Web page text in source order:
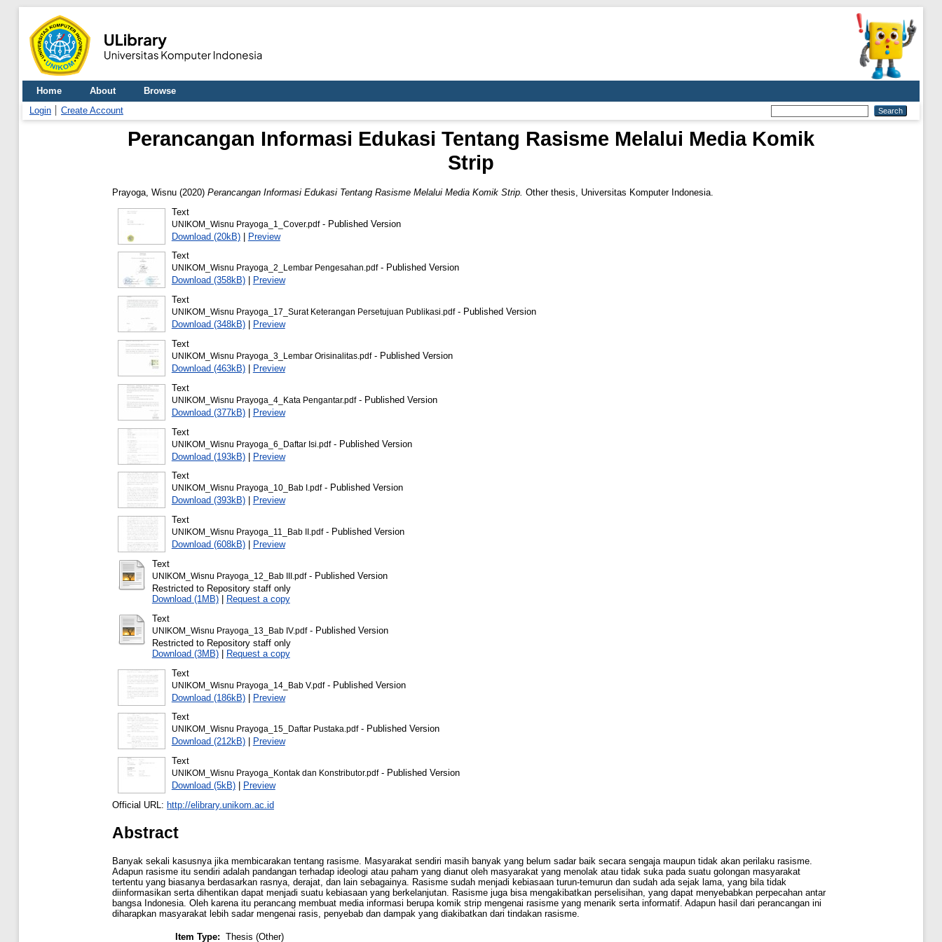
Home About
Browse
Login
Create Account
Perancangan Informasi Edukasi Tentang Rasisme Melalui Media Komik
Strip
Prayoga, Wisnu (2020) Perancangan Informasi Edukasi Tentang Rasisme Melalui Media Komik Strip. Other thesis, Universitas Komputer Indonesia.
Text
UNIKOM_Wisnu Prayoga_1_Cover.pdf- Published Version
Download (20kB)| Preview
Text
UNIKOM_Wisnu Prayoga_2_Lembar Pengesahan.pdf- Published Version
Download (358kB)|
Preview
Text
UNIKOM_Wisnu Prayoga_17_Surat Keterangan Persetujuan Publikasi.pdf- Published Version
Download (348kB)|
Preview
Text
UNIKOM_Wisnu Prayoga_3_Lembar Orisinalitas.pdf- Published Version
Download (463kB)|
Preview
Text
UNIKOM_Wisnu Prayoga_4_Kata Pengantar.pdf- Published Version
Download (377kB)|
Preview
Text
UNIKOM_Wisnu Prayoga_6_Daftar Isi.pdf- Published Version
Download (193kB)| Preview
Text
UNIKOM_Wisnu Prayoga_10_Bab I.pdf- Published Version
Download (393kB)|
Preview
Text
UNIKOM_Wisnu Prayoga_11_Bab II.pdf- Published Version
Download (608kB)|
Preview
Text
UNIKOM_Wisnu Prayoga_12_Bab III.pdf- Published Version
Restricted to Repository staff only
Download (1MB)|
Request a copy
Text
UNIKOM_Wisnu Prayoga_13_Bab IV.pdf- Published Version
Restricted to Repository staff only
Download (3MB)|
Request a copy
Text
UNIKOM_Wisnu Prayoga_14_Bab V.pdf- Published Version
Download (186kB)| Preview
Text
UNIKOM_Wisnu Prayoga_15_Daftar Pustaka.pdf- Published Version
Download (212kB)|
Preview
Text
UNIKOM_Wisnu Prayoga_Kontak dan Konstributor.pdf- Published Version
Download (5kB)|
Preview
Official URL: http://elibrary.unikom.ac.id
Abstract
Banyak sekali kasusnya jika membicarakan tentang rasisme. Masyarakat sendiri masih banyak yang belum sadar baik secara sengaja maupun tidak akan perilaku rasisme.
Adapun rasisme itu sendiri adalah pandangan terhadap ideologi atau paham yang dianut oleh masyarakat yang menolak atau tidak suka pada suatu golongan masyarakat
tertentu yang biasanya berdasarkan rasnya, derajat, dan lain sebagainya. Rasisme sudah menjadi kebiasaan turun-temurun dan sudah ada sejak lama, yang bila tidak
diinformasikan serta dihentikan dapat menjadi suatu kebiasaan yang berkelanjutan. Rasisme juga bisa mengakibatkan perselisihan, yang dapat menyebabkan perpecahan antar
bangsa Indonesia. Oleh karena itu perancang membuat media informasi berupa komik strip mengenai rasisme yang menarik serta informatif. Adapun hasil dari perancangan ini
diharapkan masyarakat lebih sadar mengenai rasis, penyebab dan dampak yang diakibatkan dari tindakan rasisme.
Item Type: Thesis (Other)